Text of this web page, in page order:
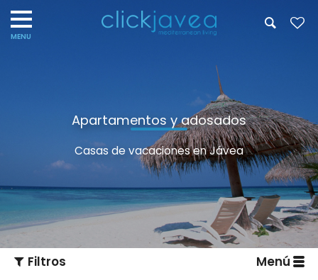
Apartamentos y adosados
Casas de vacaciones en Jávea
Filtros Menú